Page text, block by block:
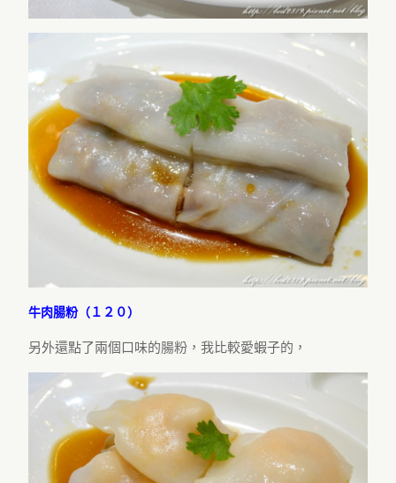
牛肉腸粉（１２０）
另外還點了兩個口味的腸粉，我比較愛蝦子的，